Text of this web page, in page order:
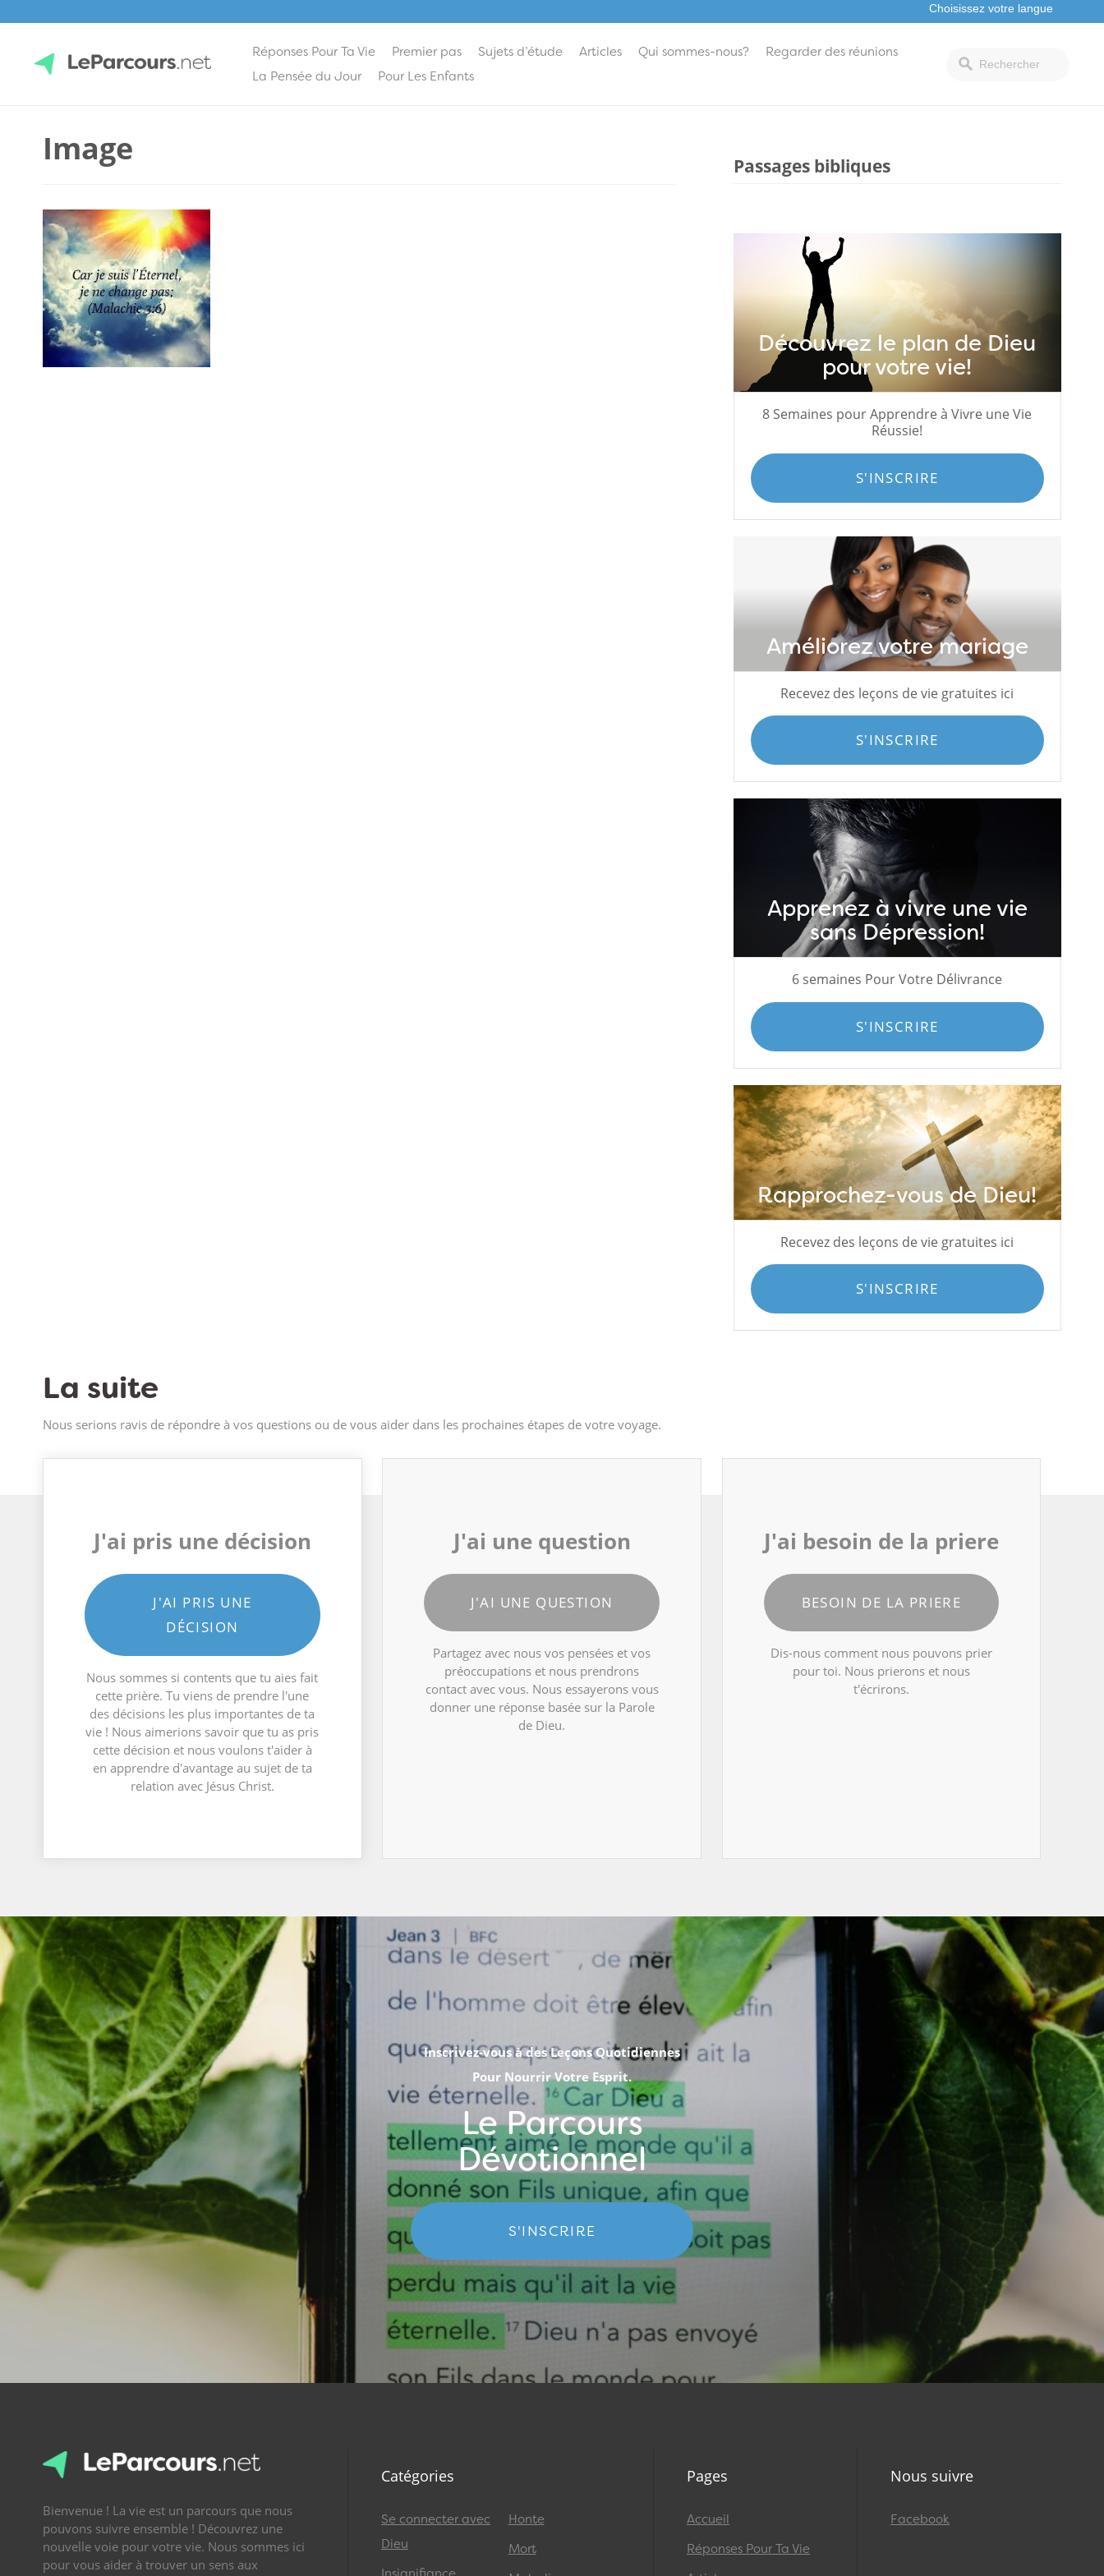
Réponses Pour Ta Vie Premier pas Sujets d’étude Articles Qui sommes-nous?
Regarder des réunions
La Pensée du Jour
Pour Les Enfants
Image Passages bibliques
Découvrez le plan de Dieu
pour votre vie!
8 Semaines pour Apprendre à Vivre une Vie
Réussie!
S'INSCRIRE
Améliorez votre mariage
Recevez des leçons de vie gratuites ici
S'INSCRIRE
Apprenez à vivre une vie
sans Dépression!
6 semaines Pour Votre Délivrance
S'INSCRIRE
Rapprochez-vous de Dieu!
Recevez des leçons de vie gratuites ici
S'INSCRIRE
La suite
Nous serions ravis de répondre à vos questions ou de vous aider dans les prochaines étapes de votre voyage.
J'ai pris une décision
J'AI PRIS UNE
DÉCISION
Nous sommes si contents que tu aies fait
cette prière. Tu viens de prendre l'une
des décisions les plus importantes de ta
vie ! Nous aimerions savoir que tu as pris
cette décision et nous voulons t'aider à
en apprendre d'avantage au sujet de ta
relation avec Jésus Christ.
J'ai une question
J'AI UNE QUESTION
Partagez avec nous vos pensées et vos
préoccupations et nous prendrons
contact avec vous. Nous essayerons vous
donner une réponse basée sur la Parole
de Dieu.
J'ai besoin de la priere
BESOIN DE LA PRIERE
Dis-nous comment nous pouvons prier
pour toi. Nous prierons et nous
t'écrirons.
Inscrivez-vous à des Leçons Quotidiennes
Pour Nourrir Votre Esprit.
Le Parcours
Dévotionnel
S'INSCRIRE
Bienvenue ! La vie est un parcours que nous
pouvons suivre ensemble ! Découvrez une
nouvelle voie pour votre vie. Nous sommes ici
pour vous aider à trouver un sens aux
Catégories
Se connecter avec
Dieu
Honte
Mort
Pages
Accueil
Réponses Pour Ta Vie
Nous suivre
Facebook